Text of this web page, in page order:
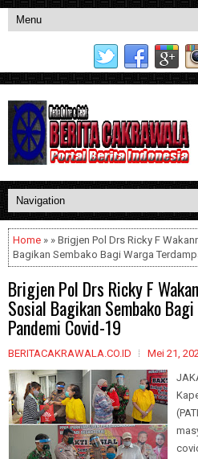
Home » » Brigjen Pol Drs Ricky F
Bagikan Sembako Bagi Warga
Brigjen Pol Drs Ricky F
Sosial Bagikan Sembako
Pandemi Covid-19
BERITACAKRAWALA.CO.ID Mei 21,